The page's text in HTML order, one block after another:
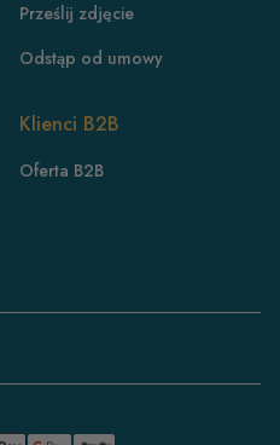
Prześlij zdjęcie
Odstąp od umowy
Klienci B2B
Oferta B2B